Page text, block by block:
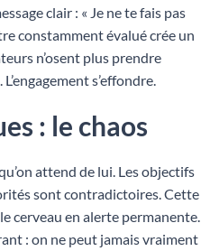
clair : « Je ne te fais pas
constamment évalué crée un
n’osent plus prendre
s’effondre.
: le chaos
attend de lui. Les objectifs
sont contradictoires. Cette
cerveau en alerte permanente.
: on ne peut jamais vraiment